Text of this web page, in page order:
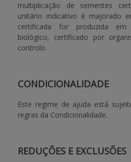
multiplicação de sementes
unitário indicativo é majorado
certificada for produzida
biológico, certificado por
controlo.
CONDICIONALIDADE
Este regime de ajuda está
regras da Condicionalidade.
REDUÇÕES E EXCLUSÕES